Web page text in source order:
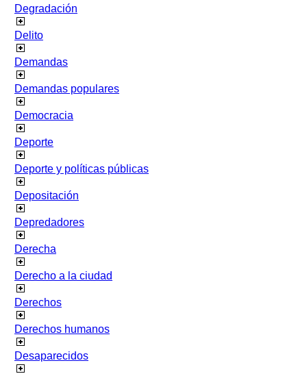
Degradación
Delito
Demandas
Demandas populares
Democracia
Deporte
Deporte y políticas públicas
Depositación
Depredadores
Derecha
Derecho a la ciudad
Derechos
Derechos humanos
Desaparecidos